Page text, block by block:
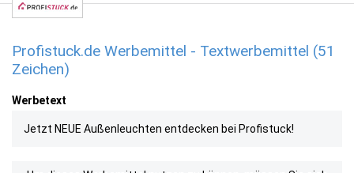
Profistuck.de Werbemittel - Textwerbemittel (51
Zeichen)
Werbetext
Jetzt NEUE Außenleuchten entdecken bei Profistuck!